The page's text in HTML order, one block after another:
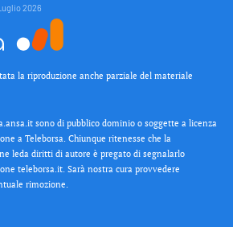
2026
la riproduzione anche parziale del materiale
sono di pubblico dominio o soggette a licenza
a Teleborsa. Chiunque ritenesse che la
leda diritti di autore è pregato di segnalarlo
teleborsa.it. Sarà nostra cura provvedere
rimozione.